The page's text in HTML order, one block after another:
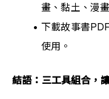
畫、黏土、漫
下載故事書
使用。
結語：三工具組合，